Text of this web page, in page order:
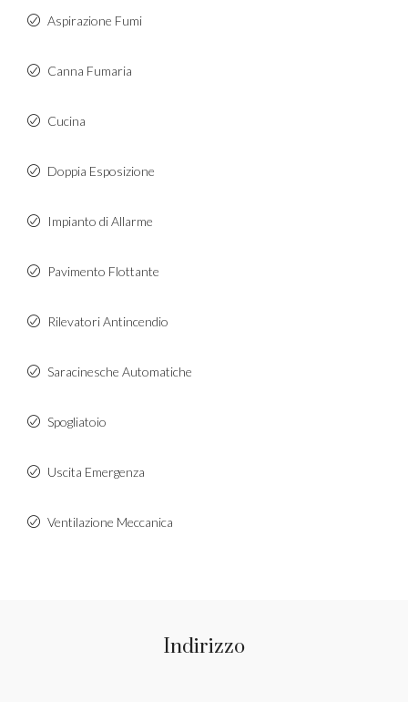
Aspirazione Fumi
Canna Fumaria
Cucina
Doppia Esposizione
Impianto di Allarme
Pavimento Flottante
Rilevatori Antincendio
Saracinesche Automatiche
Spogliatoio
Uscita Emergenza
Ventilazione Meccanica
Indirizzo